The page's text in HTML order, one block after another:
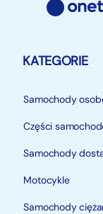
KATEGORIE
Samochody
Części
Samochody
Motocykle
Samochody